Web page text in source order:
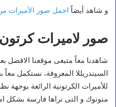
و شاهد أيضاً اجمل صور الأميرات
صور لاميرات كرتون
شاهدنا معاً متبعى موقعنا الافضل
السيندريللا المعروفة، نستكمل
للأميرات الكرتونية الرائعة بوجهة
منونوك و التى نراها فارسة بشكل